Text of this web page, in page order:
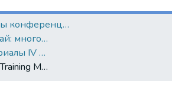
Материалы конференций и семинаров
Беларусь и Китай: многовекторность сотрудничества
2021 год, материалы IV научно-практического круглого стола
Research on the Training Mode of International Agricultural Talents Based on the Construction of Overseas Science and Technology Demonstration Parks